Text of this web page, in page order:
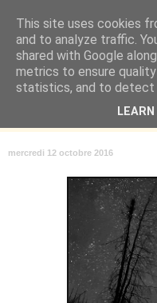
Là où je
"Les temps sont durs
j'ai le cœur à l'affût et
vous-même, tous les
mercredi 12 octobre 2016
This site uses cookies
and to analyze traffic.
shared with Google
metrics to ensure
statistics, and to detect